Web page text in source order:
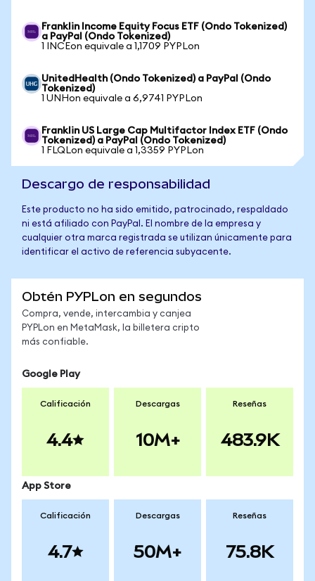
Franklin Income Equity Focus ETF (Ondo Tokenized)
a PayPal (Ondo Tokenized)
1 INCEon equivale a 1,1709 PYPLon
UnitedHealth (Ondo Tokenized) a PayPal (Ondo
Tokenized)
1 UNHon equivale a 6,9741 PYPLon
Franklin US Large Cap Multifactor Index ETF (Ondo
Tokenized) a PayPal (Ondo Tokenized)
1 FLQLon equivale a 1,3359 PYPLon
Descargo de responsabilidad
Este producto no ha sido emitido, patrocinado, respaldado
ni está afiliado con PayPal. El nombre de la empresa y
cualquier otra marca registrada se utilizan únicamente para
identificar el activo de referencia subyacente.
Obtén PYPLon en segundos
Compra, vende, intercambia y canjea
PYPLon en MetaMask, la billetera cripto
más confiable.
Google Play
Calificación
4.4
Descargas
10M+
Reseñas
483.9K
App Store
Calificación
4.7
Descargas
50M+
Reseñas
75.8K